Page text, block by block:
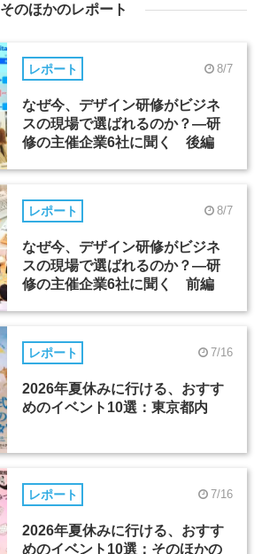
そのほかのレポート
レポート 8/7
なぜ今、デザイン研修がビジネ
スの現場で選ばれるのか？―研
修の主催企業6社に聞く 後編
レポート 8/7
なぜ今、デザイン研修がビジネ
スの現場で選ばれるのか？―研
修の主催企業6社に聞く 前編
レポート 7/16
2026年夏休みに行ける、おすす
めのイベント10選：東京都内
レポート 7/16
2026年夏休みに行ける、おすす
めのイベント10選：そのほかの